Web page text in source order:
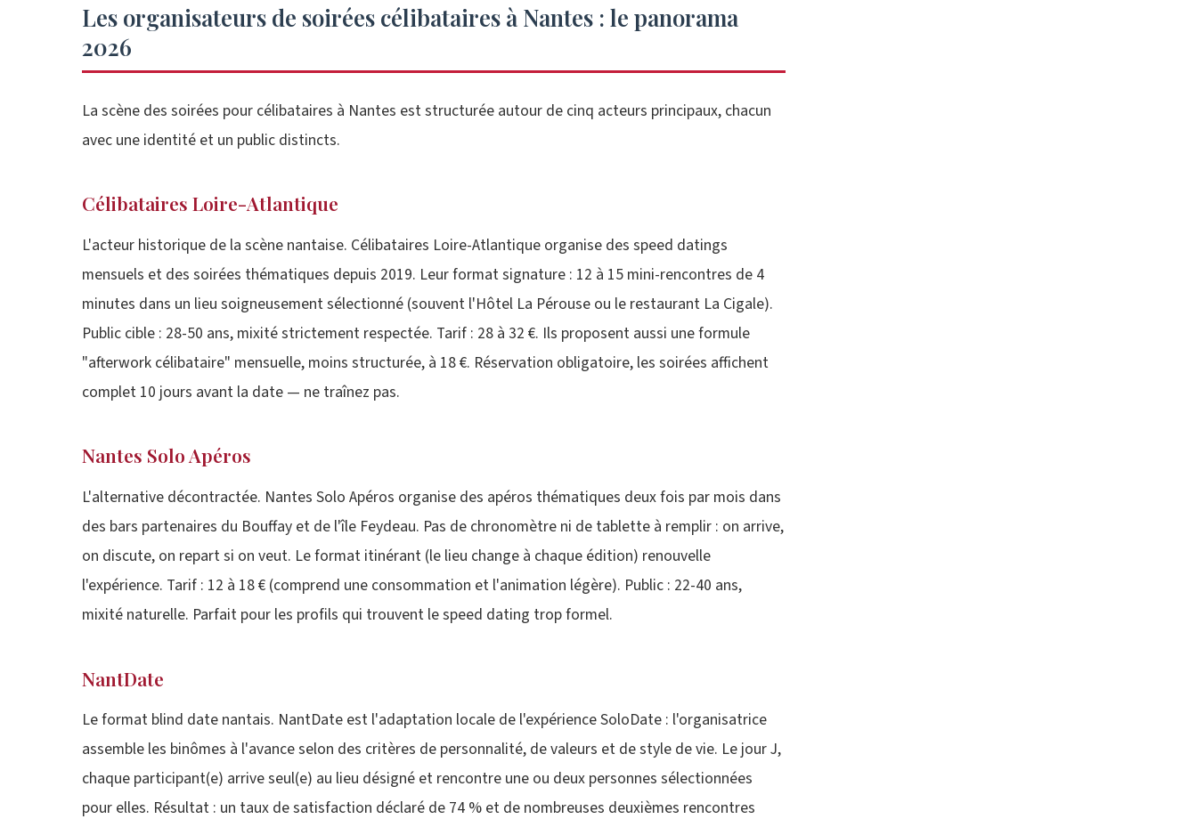
Les organisateurs de soirées célibataires à Nantes : le panorama
2026
La scène des soirées pour célibataires à Nantes est structurée autour de cinq acteurs principaux, chacun
avec une identité et un public distincts.
Célibataires Loire-Atlantique
L'acteur historique de la scène nantaise. Célibataires Loire-Atlantique organise des speed datings
mensuels et des soirées thématiques depuis 2019. Leur format signature : 12 à 15 mini-rencontres de 4
minutes dans un lieu soigneusement sélectionné (souvent l'Hôtel La Pérouse ou le restaurant La Cigale).
Public cible : 28-50 ans, mixité strictement respectée. Tarif : 28 à 32 €. Ils proposent aussi une formule
"afterwork célibataire" mensuelle, moins structurée, à 18 €. Réservation obligatoire, les soirées affichent
complet 10 jours avant la date — ne traînez pas.
Nantes Solo Apéros
L'alternative décontractée. Nantes Solo Apéros organise des apéros thématiques deux fois par mois dans
des bars partenaires du Bouffay et de l'île Feydeau. Pas de chronomètre ni de tablette à remplir : on arrive,
on discute, on repart si on veut. Le format itinérant (le lieu change à chaque édition) renouvelle
l'expérience. Tarif : 12 à 18 € (comprend une consommation et l'animation légère). Public : 22-40 ans,
mixité naturelle. Parfait pour les profils qui trouvent le speed dating trop formel.
NantDate
Le format blind date nantais. NantDate est l'adaptation locale de l'expérience SoloDate : l'organisatrice
assemble les binômes à l'avance selon des critères de personnalité, de valeurs et de style de vie. Le jour J,
chaque participant(e) arrive seul(e) au lieu désigné et rencontre une ou deux personnes sélectionnées
pour elles. Résultat : un taux de satisfaction déclaré de 74 % et de nombreuses deuxièmes rencontres